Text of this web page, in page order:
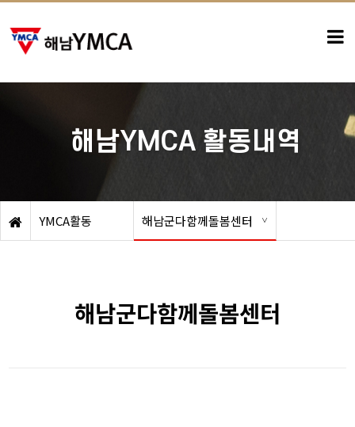
-
해남YMCA 활동내역
YMCA활동 해남군다함께돌봄센터
해남군다함께돌봄센터